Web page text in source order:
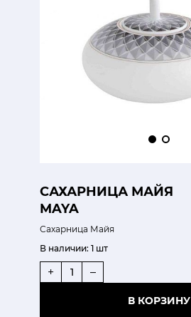
САХАРНИЦА МАЙЯ
MAYA
Сахарница Майя
В наличии: 1 шт
+ –
В КОРЗИНУ